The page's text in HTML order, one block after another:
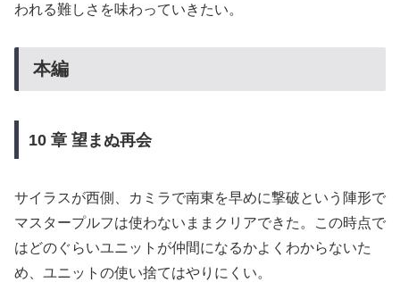
われる難しさを味わっていきたい。
本編
10 章 望まぬ再会
サイラスが西側、カミラで南東を早めに撃破という陣形で
マスタープルフは使わないままクリアできた。この時点で
はどのぐらいユニットが仲間になるかよくわからないた
め、ユニットの使い捨てはやりにくい。